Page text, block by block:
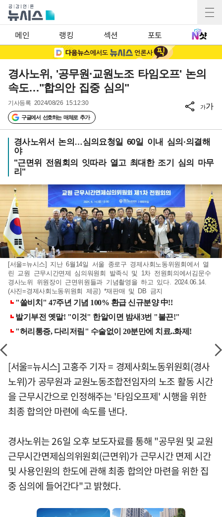
메인 랭킹 섹션 포토
경사노위, '공무원·교원노조 타임오프' 논의
속도…"합의안 집중 심의"
기사등록 2024/08/26 15:12:30
구글에서 선호하는 매체로 추가
가가
경사노위서 논의…심의요청일 60일 이내 심의·의결해
야
"근면위 전원회의 잇따라 열고 최대한 조기 심의 마무
리"
[서울=뉴시스] 지난 6월14일 서울 종로구 경제사회노동위원회에서 열
린 교원 근무시간면제 심의워원회 발족식 및 1차 전원회의에서김문수
경사노위 위원장이 근면위원들과 기념촬영을 하고 있다. 2024.06.14.
(사진=경제사회노동위원회 제공) *재판매 및 DB 금지
[서울=뉴시스] 고홍주 기자 = 경제사회노동위원회(경사
노위)가 공무원과 교원노동조합전임자의 노조 활동 시간
을 근무시간으로 인정해주는 '타임오프제' 시행을 위한
최종 합의안 마련에 속도를 낸다.
경사노위는 26일 오후 보도자료를 통해 "공무원 및 교원
근무시간면제심의위원회(근면위)가 근무시간 면제 시간
및 사용인원의 한도에 관해 최종 합의안 마련을 위한 집
중 심의에 들어간다"고 밝혔다.